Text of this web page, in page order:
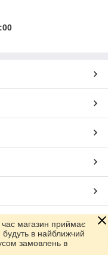
час магазин приймає
в найближчий
замовлень в